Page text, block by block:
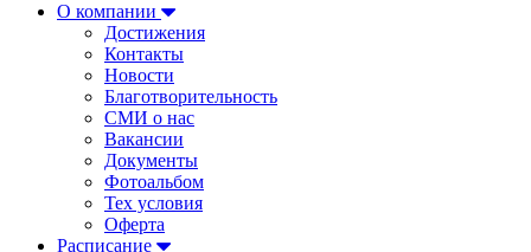
О компании
Достижения
Контакты
Новости
Благотворительность
СМИ о нас
Вакансии
Документы
Фотоальбом
Тех условия
Оферта
Расписание